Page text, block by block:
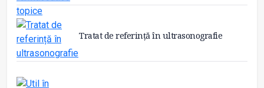
Tratat de referință în ultrasonografie